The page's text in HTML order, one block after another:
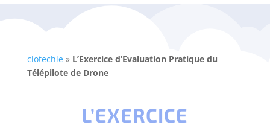
ciotechie» L’Exercice d’Evaluation Pratique du
Télépilote de Drone
L’EXERCICE